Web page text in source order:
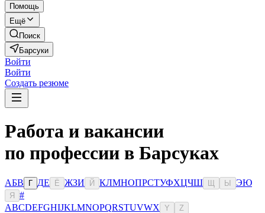
Помощь
Ещё
Поиск
Барсуки
Войти
Войти
Создать резюме
Работа и вакансии
по профессии в Барсуках
АБВ Г ДЕ Ё ЖЗИ Й КЛМНОПРСТУФХЦЧШ Ы ЭЮ
Я
#
ABCDEFGHIJKLMNOPQRSTUVWX Y Z